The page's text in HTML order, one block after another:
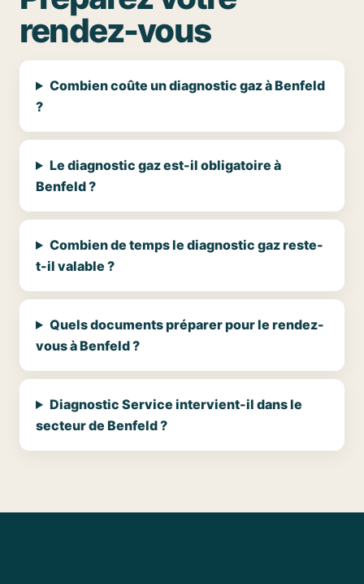
rendez-vous
Combien coûte un diagnostic gaz à Benfeld
?
Le diagnostic gaz est-il obligatoire à
Benfeld ?
Combien de temps le diagnostic gaz reste-
t-il valable ?
Quels documents préparer pour le rendez-
vous à Benfeld ?
Diagnostic Service intervient-il dans le
secteur de Benfeld ?